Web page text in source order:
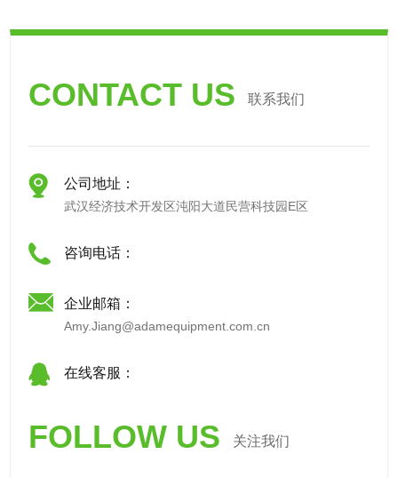
CONTACT US 联系我们
公司地址：
武汉经济技术开发区沌阳大道民营科技园E区
咨询电话：
企业邮箱：
Amy.Jiang@adamequipment.com.cn
在线客服：
FOLLOW US 关注我们